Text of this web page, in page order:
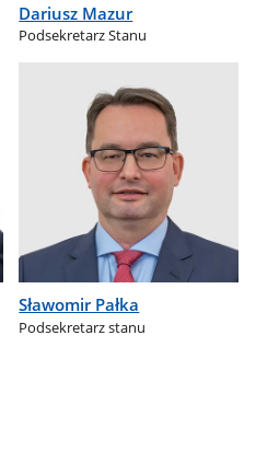
Dariusz Mazur
Podsekretarz Stanu
Sławomir Pałka
Podsekretarz stanu